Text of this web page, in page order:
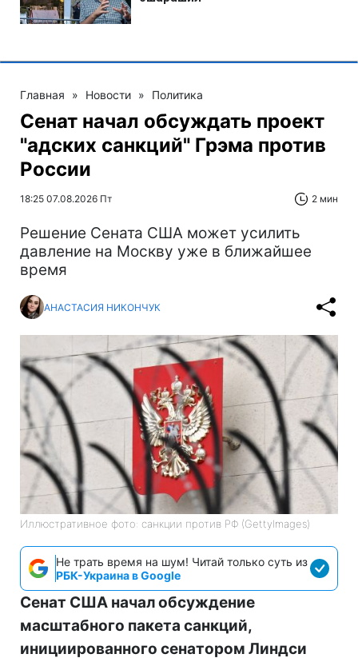
Главная » Новости » Политика
Сенат начал обсуждать проект
"адских санкций" Грэма против
России
18:25 07.08.2026 Пт 2 мин
Решение Сената США может усилить
давление на Москву уже в ближайшее
время
АНАСТАСИЯ НИКОНЧУК
Иллюстративное фото: санкции против РФ (GettyImages)
Не трать время на шум! Читай только суть из
РБК-Украина в Google
Сенат США начал обсуждение
масштабного пакета санкций,
инициированного сенатором Линдси